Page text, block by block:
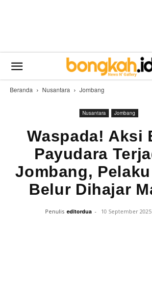
Beranda Nusantara Jombang
Nusantara Jombang
Waspada! Aksi
Payudara
Jombang,
Belur Dihajar
Penulis editordua - 10 September 2025